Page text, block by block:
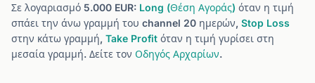
Σε λογαριασμό 5.000 EUR: Long (Θέση Αγοράς) όταν η τιμή
σπάει την άνω γραμμή του channel 20 ημερών, Stop Loss
στην κάτω γραμμή, Take Profit όταν η τιμή γυρίσει στη
μεσαία γραμμή. Δείτε τον Οδηγός Αρχαρίων.